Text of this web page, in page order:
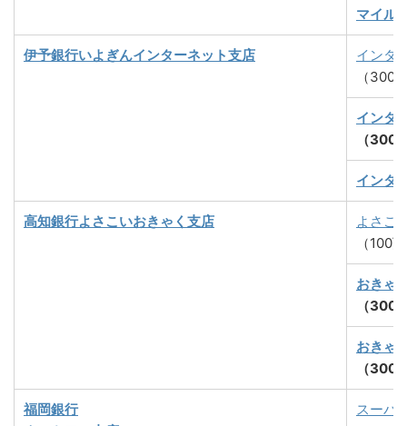
マイル
伊予銀行いよぎんインターネット支店
インタ
（300
インタ
（300
インタ
高知銀行よさこいおきゃく支店
よさこ
（100
おきゃ
（300
おきゃ
（300
福岡銀行
スーパ